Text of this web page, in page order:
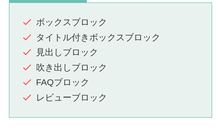
ボックスブロック
タイトル付きボックスブロック
見出しブロック
吹き出しブロック
FAQブロック
レビューブロック